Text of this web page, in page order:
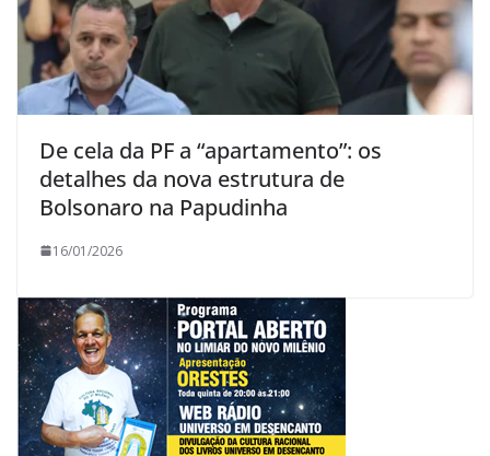
De cela da PF a “apartamento”: os
detalhes da nova estrutura de
Bolsonaro na Papudinha
16/01/2026